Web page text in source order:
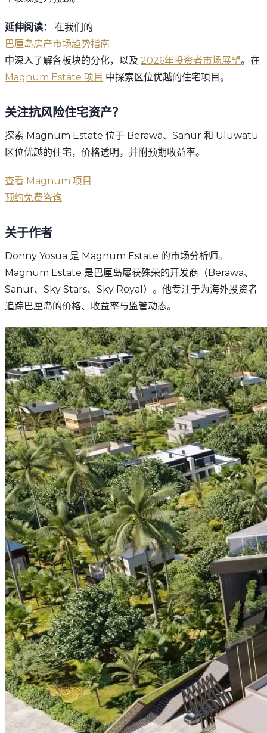
延伸阅读：
在我们的
巴厘岛房产市场趋势指南
中深入了解各板块的分化，以及 2026年投资者市场展望。在
Magnum Estate 项目 中探索区位优越的住宅项目。
关注抗风险住宅资产？
探索 Magnum Estate 位于 Berawa、Sanur 和 Uluwatu
区位优越的住宅，价格透明，并附预期收益率。
查看 Magnum 项目
预约免费咨询
关于作者
Donny Yosua 是 Magnum Estate 的市场分析师。
Magnum Estate 是巴厘岛屡获殊荣的开发商（Berawa、
Sanur、Sky Stars、Sky Royal）。他专注于为海外投资者
追踪巴厘岛的价格、收益率与监管动态。